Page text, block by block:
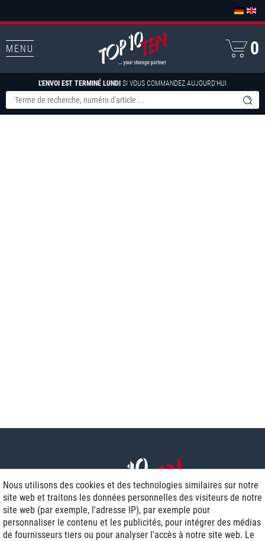
MENU
L'ENVOI EST TERMINÉ LUNDI SI VOUS COMMANDEZ AUJOURD'HUI
0
Nous utilisons des cookies et des technologies similaires sur notre
site web et traitons les données personnelles des visiteurs de notre
site web (par exemple, l'adresse IP), par exemple pour
personnaliser le contenu et les publicités, pour intégrer des médias
de fournisseurs tiers ou pour analyser l'accès à notre site web. Le